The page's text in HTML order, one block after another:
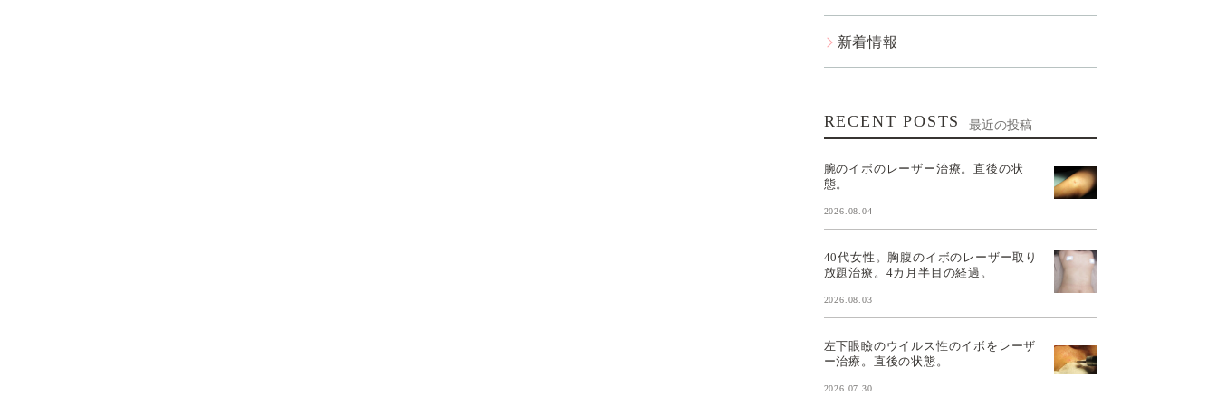
新着情報
RECENT POSTS 最近の投稿
腕のイボのレーザー治療。直後の状
態。
2026.08.04
40代女性。胸腹のイボのレーザー取り
放題治療。4カ月半目の経過。
2026.08.03
左下眼瞼のウイルス性のイボをレーザ
ー治療。直後の状態。
2026.07.30